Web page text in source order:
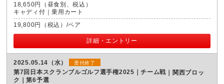
18,650円（昼食別、税込）
キャディ付｜乗用カート
19,800円（税込）/ペア
詳細・エントリー
2025.05.14（水） 受付終了
第7回日本スクランブルゴルフ選手権2025｜チーム戦
関西ブロッ
ク｜第6予選